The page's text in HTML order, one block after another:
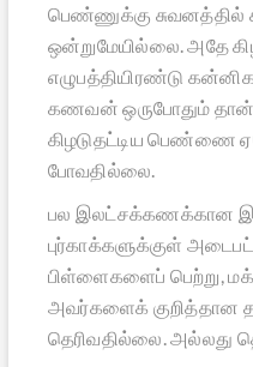
பெண்ணுக்கு சுவனத்தில்
ஒன்றுமேயில்லை. அதே
எழுபத்தியிரண்டு
கணவன் ஒருபோதும் தான்
கிழடுதட்டிய பெண்ணை
போவதில்லை.
பல இலட்சக்கணக்கான
புர்காக்களுக்குள்
பிள்ளைகளைப் பெற்று,
அவர்களைக் குறித்தான
தெரிவதில்லை. அல்லது